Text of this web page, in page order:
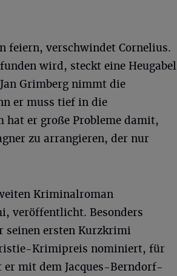
feiern, verschwindet Cornelius.
wird, steckt eine Heugabel
Grimberg nimmt die
er muss tief in die
hat er große Probleme damit,
zu arrangieren, der nur
Kriminalroman
veröffentlicht. Besonders
seinen ersten Kurzkrimi
Krimipreis nominiert, für
mit dem Jacques-Berndorf-